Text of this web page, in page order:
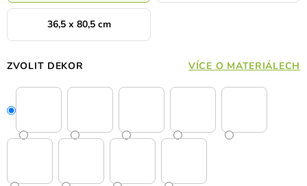
36,5 x 80,5 cm
ZVOLIT DEKOR VÍCE O MATERIÁLECH